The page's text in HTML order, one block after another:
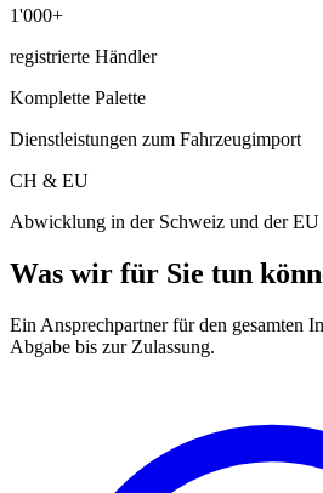
1'000+
registrierte Händler
Komplette Palette
Dienstleistungen zum Fahrzeugimport
CH & EU
Abwicklung in der Schweiz und der EU
Was wir für Sie tun
Ein Ansprechpartner für den gesamten
Abgabe bis zur Zulassung.